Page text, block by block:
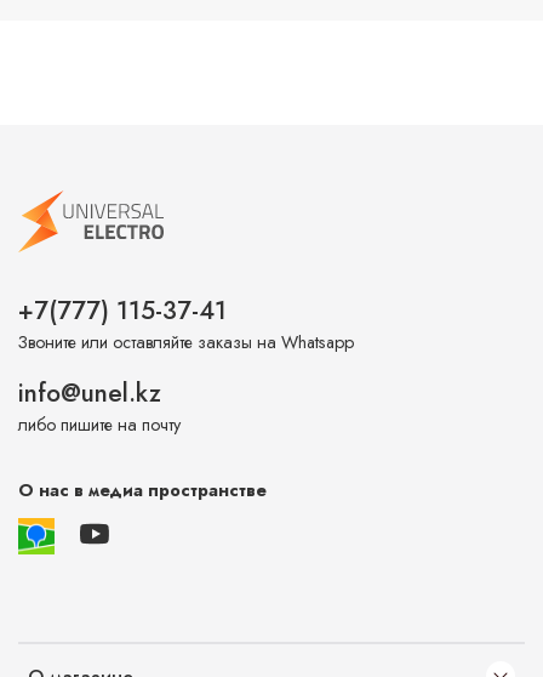
+7(777) 115-37-41
Звоните или оставляйте заказы на Whatsapp
info@unel.kz
либо пишите на почту
О нас в медиа пространстве